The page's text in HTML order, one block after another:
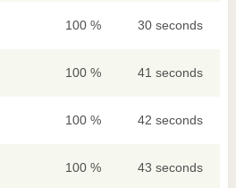
100 % 30 seconds
100 % 41 seconds
100 % 42 seconds
100 % 43 seconds